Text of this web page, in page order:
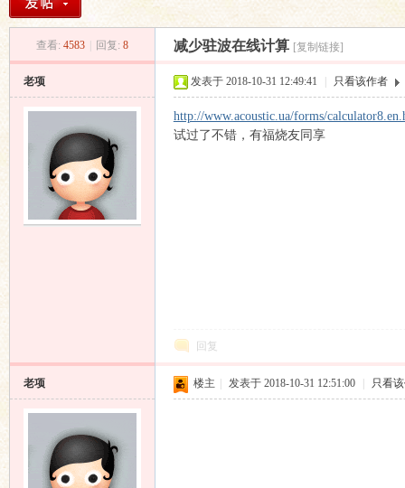
› ›
查看: 4583 回复: 8 减少驻波在线计算 [复制链接]
老项 发表于 2018-10-31 12:49:41 只看该作者
http://www.acoustic.ua/forms/
试过了不错，有福烧友同享
回复
老项 楼主 发表于 2018-10-31 12:51:00 只看